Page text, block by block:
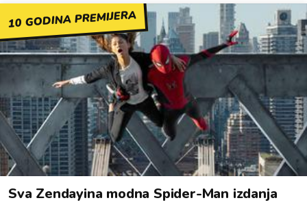
10 GODINA PREMIJERA
Sva Zendayina modna Spider-Man izdanja